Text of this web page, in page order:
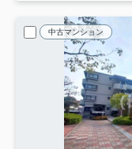
中古マンション